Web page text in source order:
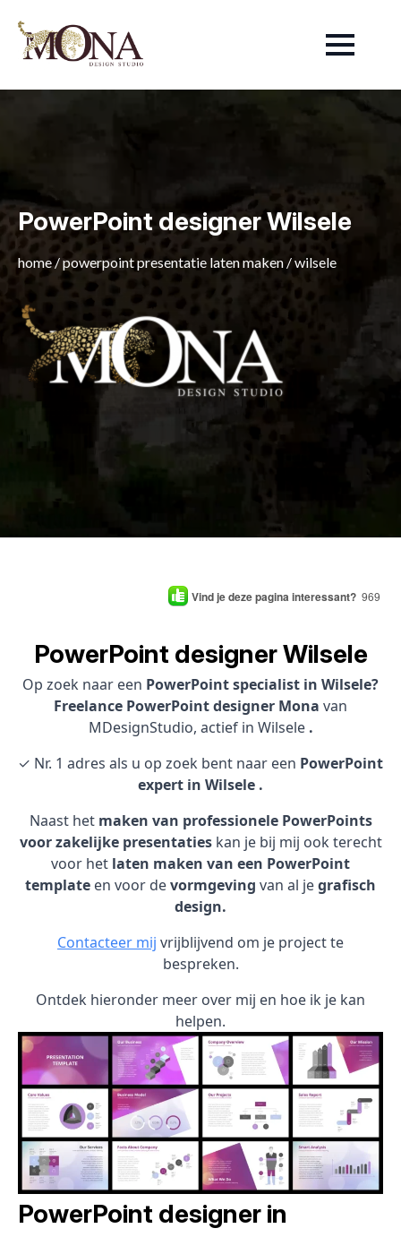
PowerPoint designer Wilsele
home /powerpoint presentatie laten maken /wilsele
Vind je deze pagina interessant? 969
PowerPoint designer Wilsele
Op zoek naar een PowerPoint specialist in Wilsele?
Freelance PowerPoint designer Mona van
MDesignStudio, actief in Wilsele .
✓ Nr. 1 adres als u op zoek bent naar een PowerPoint
expert in Wilsele .
Naast het maken van professionele PowerPoints
voor zakelijke presentatieskan je bij mij ook terecht
voor het laten maken van een PowerPoint
template en voor devormgeving van al jegrafisch
design.
Contacteer mij vrijblijvend om je project te
bespreken.
Ontdek hieronder meer over mij en hoe ik je kan
helpen.
PowerPoint designer in